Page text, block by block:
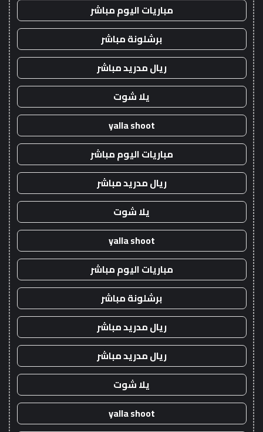
مباريات اليوم مباشر
برشلونة مباشر
ريال مدريد مباشر
يلا شوت
yalla shoot
مباريات اليوم مباشر
ريال مدريد مباشر
يلا شوت
yalla shoot
مباريات اليوم مباشر
برشلونة مباشر
ريال مدريد مباشر
ريال مدريد مباشر
يلا شوت
yalla shoot